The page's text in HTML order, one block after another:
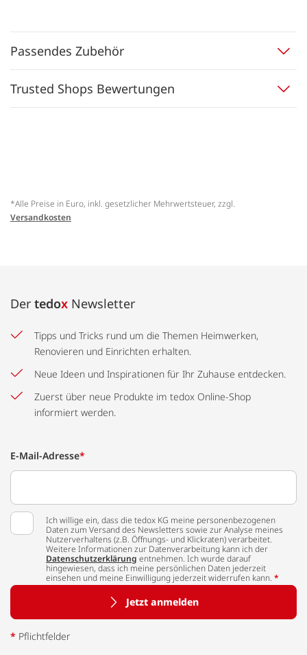
Passendes Zubehör
Trusted Shops Bewertungen
*Alle Preise in Euro, inkl. gesetzlicher Mehrwertsteuer, zzgl.
Versandkosten
Der tedox Newsletter
Tipps und Tricks rund um die Themen Heimwerken,
Renovieren und Einrichten erhalten.
Neue Ideen und Inspirationen für Ihr Zuhause entdecken.
Zuerst über neue Produkte im tedox Online-Shop
informiert werden.
E-Mail-Adresse*
Ich willige ein, dass die tedox KG meine personenbezogenen
Daten zum Versand des Newsletters sowie zur Analyse meines
Nutzerverhaltens (z.B. Öffnungs- und Klickraten) verarbeitet.
Weitere Informationen zur Datenverarbeitung kann ich der
Datenschutzerklärung entnehmen. Ich wurde darauf
hingewiesen, dass ich meine persönlichen Daten jederzeit
einsehen und meine Einwilligung jederzeit widerrufen kann. *
Jetzt anmelden
* Pflichtfelder